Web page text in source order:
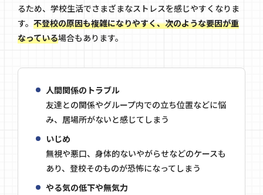
るため、学校生活でさまざまなストレスを感じやすくなりま
す。 不登校の原因も複雑になりやすく、次のような要因が重
なっている場合もあります。
人間関係のトラブル
友達との関係やグループ内での立ち位置などに悩
み、居場所がないと感じてしまう
いじめ
無視や悪口、身体的ないやがらせなどのケースも
あり、登校そのものが恐怖になってしまう
やる気の低下や無気力